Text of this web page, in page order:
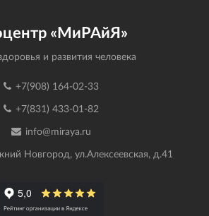
«МиРАйЯ»
и развития человека
+7(908) 164-02-33
+7(831) 433-01-82
info@miraya.ru
Новгород, ул.Алексеевская, д.41